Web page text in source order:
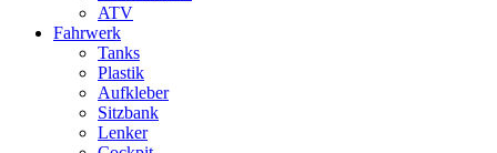
ATV
Fahrwerk
Tanks
Plastik
Aufkleber
Sitzbank
Lenker